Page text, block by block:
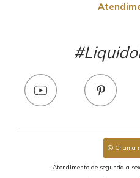
Chama
Atendimento de segunda a